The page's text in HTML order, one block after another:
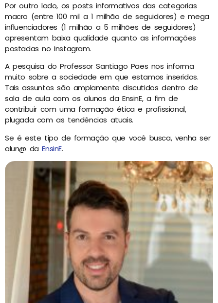
Por outro lado, os posts informativos das categorias
macro (entre 100 mil a 1 milhão de seguidores) e mega
influenciadores (1 milhão a 5 milhões de seguidores)
apresentam baixa qualidade quanto as informações
postadas no Instagram.
A pesquisa do Professor Santiago Paes nos informa
muito sobre a sociedade em que estamos inseridos.
Tais assuntos são amplamente discutidos dentro de
sala de aula com os alunos da EnsinE, a fim de
contribuir com uma formação ética e profissional,
plugada com as tendências atuais.
Se é este tipo de formação que você busca, venha ser
alun@ daEnsinE.